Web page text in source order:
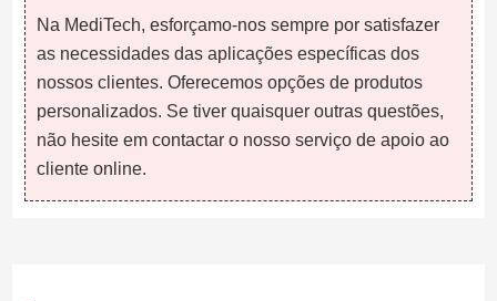
Na MediTech, esforçamo-nos sempre por satisfazer
as necessidades das aplicações específicas dos
nossos clientes. Oferecemos opções de produtos
personalizados. Se tiver quaisquer outras questões,
não hesite em contactar o nosso serviço de apoio ao
cliente online.